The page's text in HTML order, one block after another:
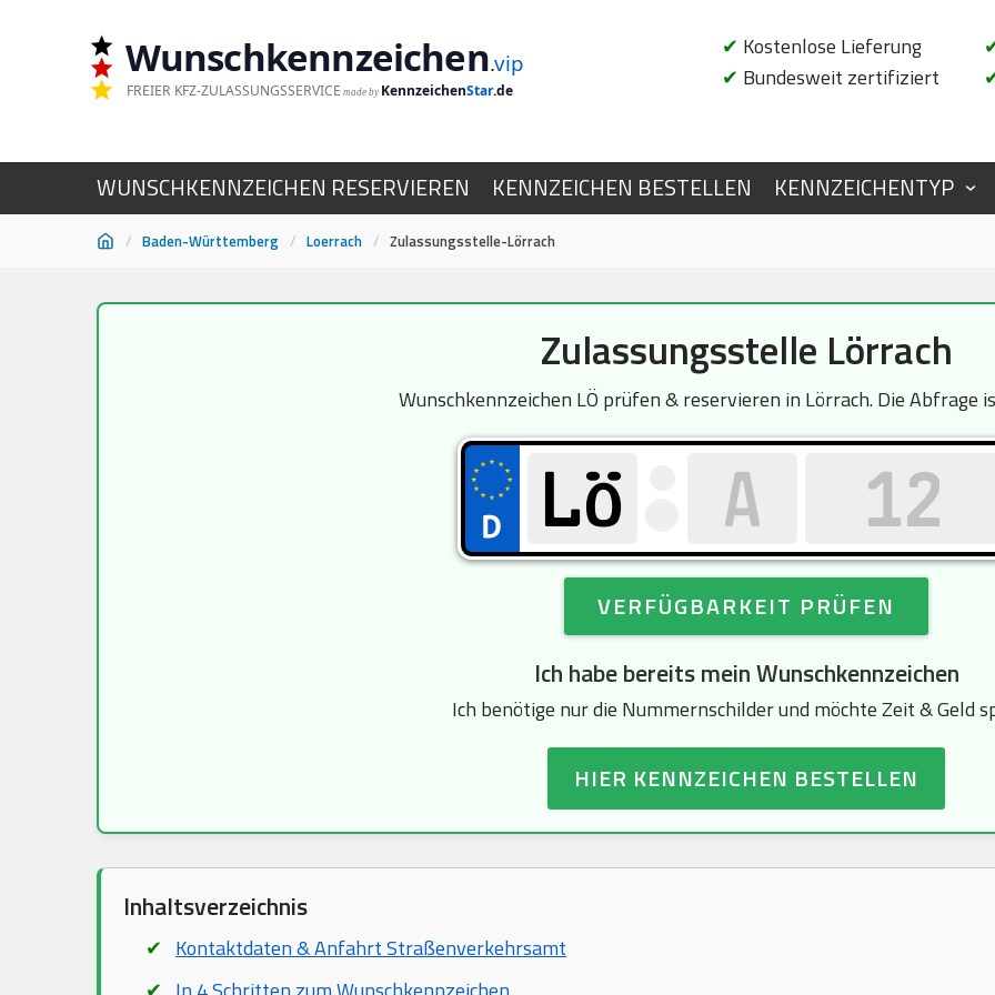
Wunschkennzeichen.vip
FREIER KFZ-ZULASSUNGSSERVICE made by KennzeichenStar.de
✔ Kostenlose Lieferung
✔ Bundesweit zertifiziert
WUNSCHKENNZEICHEN RESERVIEREN KENNZEICHEN BESTELLEN KENNZEICHENTYP
/ Baden-Württemberg / Loerrach / Zulassungsstelle-Lörrach
Zulassungsstelle Lörrach
Wunschkennzeichen LÖ prüfen & reservieren in Lörrach. Die Abfrage
VERFÜGBARKEIT PRÜFEN
Ich habe bereits mein Wunschkennzeichen
Ich benötige nur die Nummernschilder und möchte Zeit & Geld
HIER KENNZEICHEN BESTELLEN
Inhaltsverzeichnis
Kontaktdaten & Anfahrt Straßenverkehrsamt